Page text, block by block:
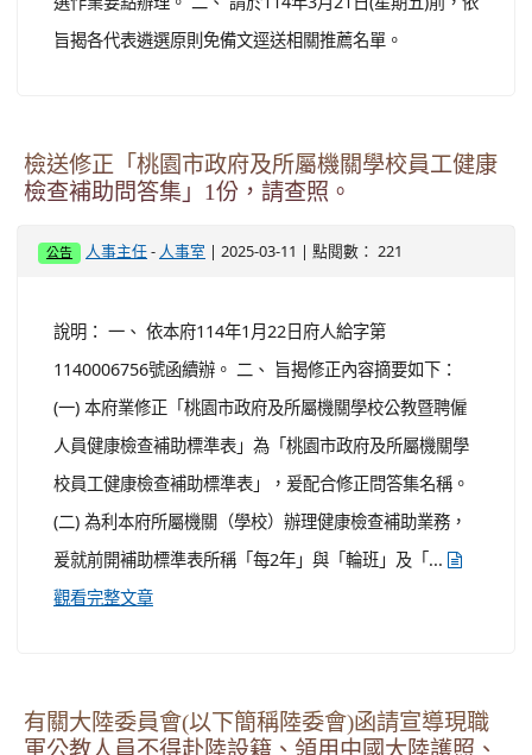
旨揭各代表遴選原則免備文逕送相關推薦名單。
檢送修正「桃園市政府及所屬機關學校員工健康
檢查補助問答集」1份，請查照。
公告 人事主任 - 人事室 | 2025-03-11 | 點閱數： 221
說明： 一、 依本府114年1月22日府人給字第
1140006756號函續辦。 二、 旨揭修正內容摘要如下：
(一) 本府業修正「桃園市政府及所屬機關學校公教暨聘僱
人員健康檢查補助標準表」為「桃園市政府及所屬機關學
校員工健康檢查補助標準表」，爰配合修正問答集名稱。
(二) 為利本府所屬機關（學校）辦理健康檢查補助業務，
爰就前開補助標準表所稱「每2年」與「輪班」及「...
觀看完整文章
有關大陸委員會(以下簡稱陸委會)函請宣導現職
軍公教人員不得赴陸設籍、領用中國大陸護照、